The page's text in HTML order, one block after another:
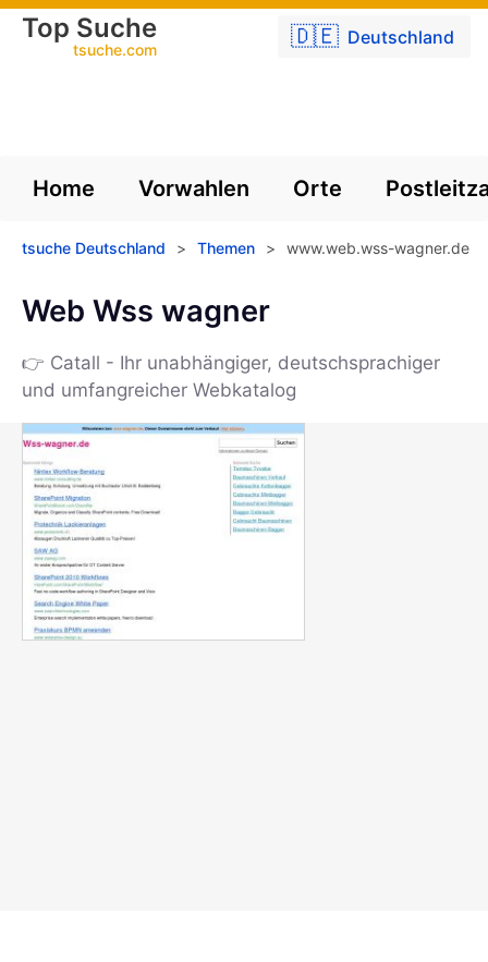
🇩🇪 Deutschland
Top Suche
tsuche.com
Home Vorwahlen Orte
tsuche Deutschland > Themen > www.web.wss-wagner.de
Web Wss wagner
👉 Catall - Ihr unabhängiger, deutschsprachiger
und umfangreicher Webkatalog